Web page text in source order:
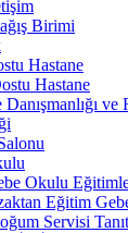
Birimi
Hastane
Hastane
ve
Okulu
Eğitim
Servisi